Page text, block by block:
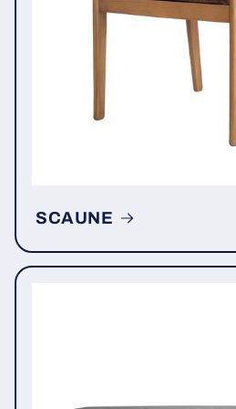
SCAUNE